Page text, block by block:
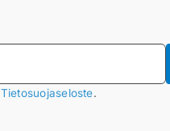
Tietosuojaseloste.